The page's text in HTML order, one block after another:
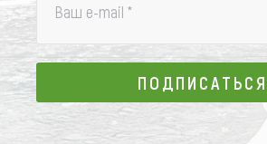
Ваш e-mail *
ПОДПИСАТЬСЯ
ПОДПИСАТЬСЯ